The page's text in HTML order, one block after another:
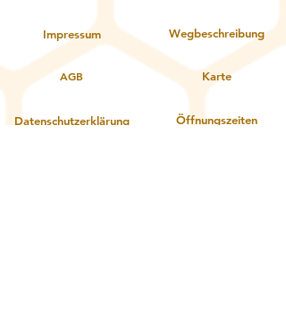
Impressum
AGB
Datenschutzerklärung
Wegbeschreibung
Karte
Öffnungszeiten